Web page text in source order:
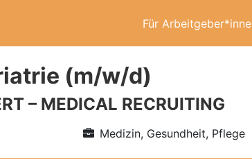
Für
(m/w/d)
– MEDICAL RECRUITING
Medizin, Gesundheit, Pflege